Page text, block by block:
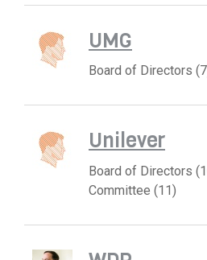
UMG
Board of Directors
Unilever
Board of Directors
Committee (11)